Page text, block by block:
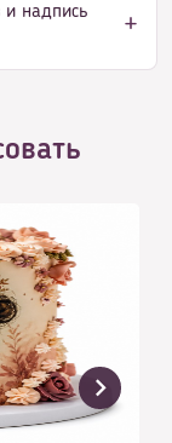
и надпись